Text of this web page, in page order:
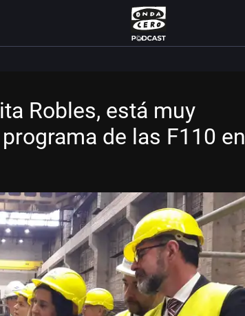
Robles, está muy
de las F110 en